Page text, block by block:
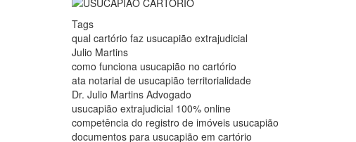
Tags
qual cartório faz usucapião extrajudicial
Julio Martins
como funciona usucapião no cartório
ata notarial de usucapião territorialidade
Dr. Julio Martins Advogado
usucapião extrajudicial 100% online
competência do registro de imóveis usucapião
documentos para usucapião em cartório